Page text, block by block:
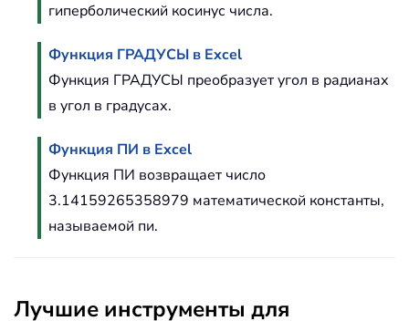
гиперболический косинус числа.
Функция ГРАДУСЫ в Excel
Функция ГРАДУСЫ преобразует угол в радианах
в угол в градусах.
Функция ПИ в Excel
Функция ПИ возвращает число
3.14159265358979 математической константы,
называемой пи.
Лучшие инструменты для